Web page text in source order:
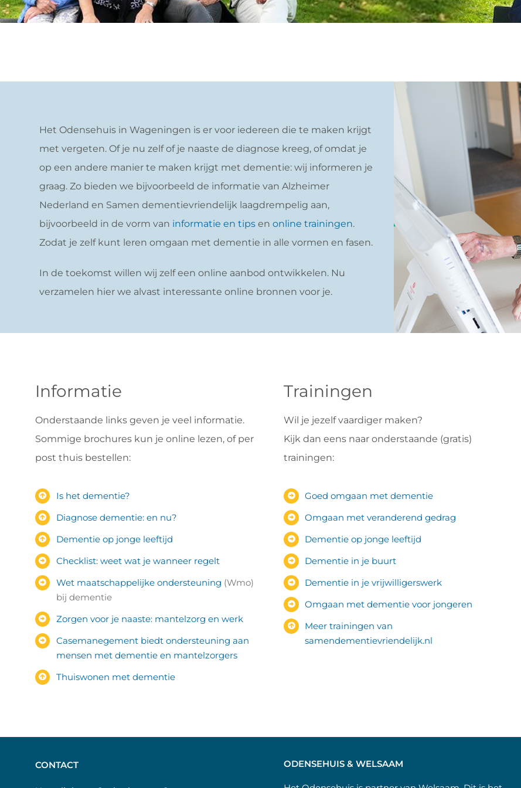
Het Odensehuis in Wageningen is er voor iedereen die te maken krijgt
met vergeten. Of je nu zelf of je naaste de diagnose kreeg, of omdat je
op een andere manier te maken krijgt met dementie: wij informeren je
graag. Zo bieden we bijvoorbeeld de informatie van Alzheimer
Nederland en Samen dementievriendelijk laagdrempelig aan,
bijvoorbeeld in de vorm van informatie en tips enonline trainingen.
Zodat je zelf kunt leren omgaan met dementie in alle vormen en fasen.
In de toekomst willen wij zelf een online aanbod ontwikkelen. Nu
verzamelen hier we alvast interessante online bronnen voor je.
Informatie
Onderstaande links geven je veel informatie.
Sommige brochures kun je online lezen, of per
post thuis bestellen:
Is het dementie?
Diagnose dementie: en nu?
Dementie op jonge leeftijd
Checklist: weet wat je wanneer regelt
Wet maatschappelijke ondersteuning (Wmo)
bij dementie
Zorgen voor je naaste: mantelzorg en werk
Casemanegement biedt ondersteuning aan
mensen met dementie en mantelzorgers
Thuiswonen met dementie
Trainingen
Wil je jezelf vaardiger maken?
Kijk dan eens naar onderstaande (gratis)
trainingen:
Goed omgaan met dementie
Omgaan met veranderend gedrag
Dementie op jonge leeftijd
Dementie in je buurt
Dementie in je vrijwilligerswerk
Omgaan met dementie voor jongeren
Meer trainingen van
samendementievriendelijk.nl
CONTACT ODENSEHUIS & WELSAAM